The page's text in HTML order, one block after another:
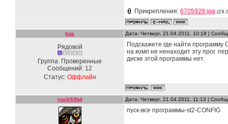
Прикрепления:6705929.jpg
kpa Дата: Четверг, 21.04.2011, 10:18 |
Рядовой
Группа: Проверенные
Сообщений: 12
Статус: Оффлайн
Подскажете где найти программу
на комп не ненаходит эту прог.
диске этой программы нет.
rusik53b4 Дата: Четверг, 21.04.2011, 11:13 |
пуск-все программы-st2-CONFIG